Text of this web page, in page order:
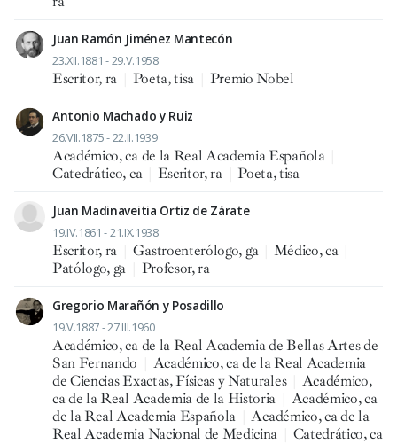
Juan Ramón Jiménez Mantecón
23.XII.1881 - 29.V.1958
Escritor, ra Poeta, tisa Premio Nobel
Antonio Machado y Ruiz
26.VII.1875 - 22.II.1939
Académico, ca de la Real Academia Española
Catedrático, ca
Escritor, ra Poeta, tisa
Juan Madinaveitia Ortiz de Zárate
19.IV.1861 - 21.IX.1938
Escritor, ra Gastroenterólogo, ga Médico, ca
Patólogo, ga
Profesor, ra
Gregorio Marañón y Posadillo
19.V.1887 - 27.III.1960
Académico, ca de la Real Academia de Bellas Artes de
San Fernando
Académico, ca de la Real Academia
de Ciencias Exactas, Físicas y Naturales
Académico,
ca de la Real Academia de la Historia
Académico, ca
de la Real Academia Española
Académico, ca de la
Real Academia Nacional de Medicina
Catedrático, ca